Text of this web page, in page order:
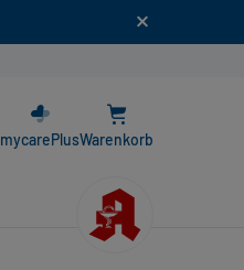
mycarePlusWarenkorb